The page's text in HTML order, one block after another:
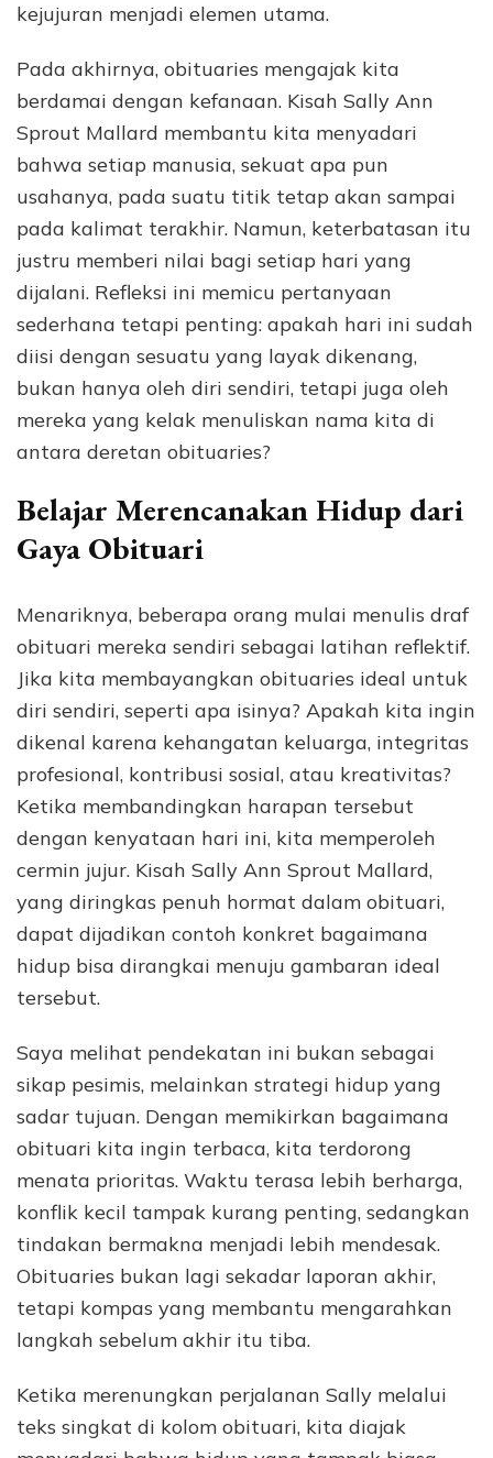
kejujuran menjadi elemen utama.
Pada akhirnya, obituaries mengajak kita
berdamai dengan kefanaan. Kisah Sally Ann
Sprout Mallard membantu kita menyadari
bahwa setiap manusia, sekuat apa pun
usahanya, pada suatu titik tetap akan sampai
pada kalimat terakhir. Namun, keterbatasan itu
justru memberi nilai bagi setiap hari yang
dijalani. Refleksi ini memicu pertanyaan
sederhana tetapi penting: apakah hari ini sudah
diisi dengan sesuatu yang layak dikenang,
bukan hanya oleh diri sendiri, tetapi juga oleh
mereka yang kelak menuliskan nama kita di
antara deretan obituaries?
Belajar Merencanakan Hidup dari
Gaya Obituari
Menariknya, beberapa orang mulai menulis draf
obituari mereka sendiri sebagai latihan reflektif.
Jika kita membayangkan obituaries ideal untuk
diri sendiri, seperti apa isinya? Apakah kita ingin
dikenal karena kehangatan keluarga, integritas
profesional, kontribusi sosial, atau kreativitas?
Ketika membandingkan harapan tersebut
dengan kenyataan hari ini, kita memperoleh
cermin jujur. Kisah Sally Ann Sprout Mallard,
yang diringkas penuh hormat dalam obituari,
dapat dijadikan contoh konkret bagaimana
hidup bisa dirangkai menuju gambaran ideal
tersebut.
Saya melihat pendekatan ini bukan sebagai
sikap pesimis, melainkan strategi hidup yang
sadar tujuan. Dengan memikirkan bagaimana
obituari kita ingin terbaca, kita terdorong
menata prioritas. Waktu terasa lebih berharga,
konflik kecil tampak kurang penting, sedangkan
tindakan bermakna menjadi lebih mendesak.
Obituaries bukan lagi sekadar laporan akhir,
tetapi kompas yang membantu mengarahkan
langkah sebelum akhir itu tiba.
Ketika merenungkan perjalanan Sally melalui
teks singkat di kolom obituari, kita diajak